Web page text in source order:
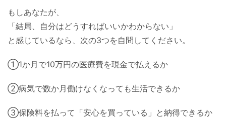
もしあなたが、
「結局、自分はどうすればいいかわからない」
と感じているなら、次の3つを自問してください。
①1か月で10万円の医療費を現金で払えるか
②病気で数か月働けなくなっても生活できるか
③保険料を払って「安心を買っている」と納得できるか